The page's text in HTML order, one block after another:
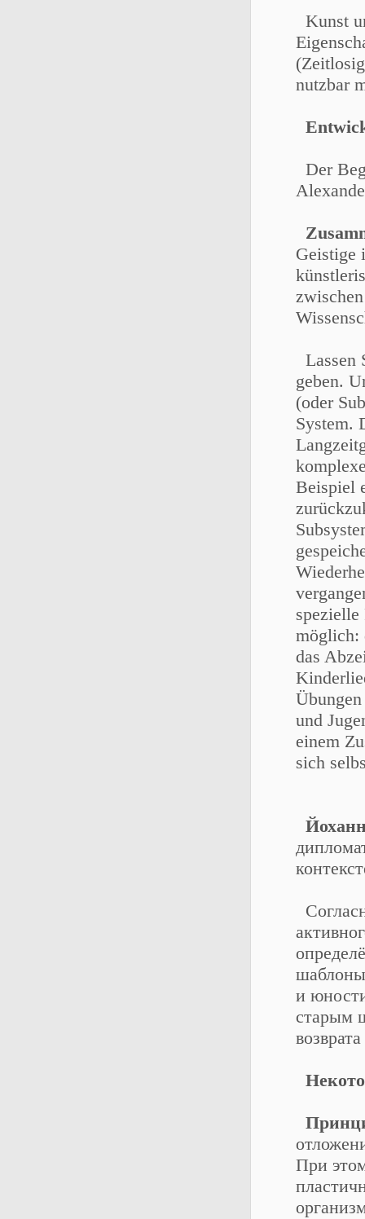
Kunst
nutzbar
Der
Geistige
Lassen
geben.
(oder
System.
Beispiel
spezielle
möglich:
das
und
einem
sich
шаблоны
и
старым
При